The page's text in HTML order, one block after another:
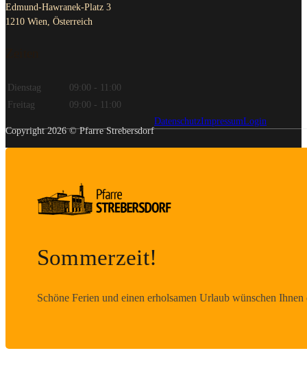
Edmund-Hawranek-Platz 3
1210 Wien, Österreich
Dienstag
09:00 - 11:00
Freitag
09:00 - 11:00
Copyright 2026 © Pfarre Strebersdorf
DatenschutzImpressumLogin
Sommerzeit!
Schöne Ferien und einen erholsamen Urlaub wünschen